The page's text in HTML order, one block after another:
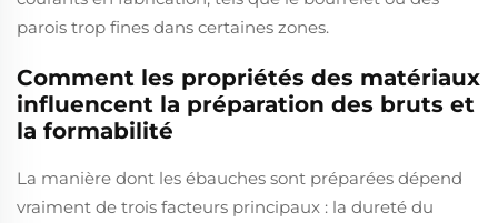
parois trop fines dans certaines zones.
Comment les propriétés des matériaux
influencent la préparation des bruts et
la formabilité
La manière dont les ébauches sont préparées dépend
vraiment de trois facteurs principaux : la dureté du